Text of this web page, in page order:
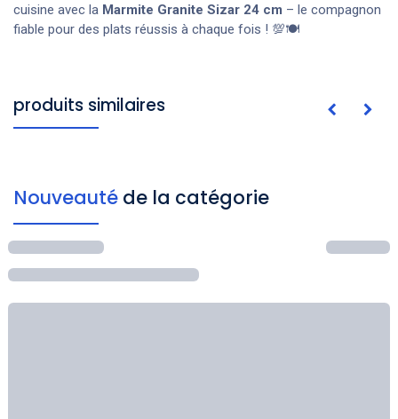
cuisine avec la Marmite Granite Sizar 24 cm – le compagnon
fiable pour des plats réussis à chaque fois ! 💯🍽️
produits similaires
Nouveauté de la catégorie